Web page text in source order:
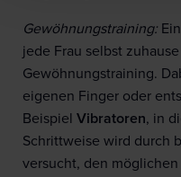
Gewöhnungstraining:
jede Frau selbst
Gewöhnungstraining.
eigenen Finger oder
Beispiel Vibratoren, in
Schrittweise wird durch
versucht, den